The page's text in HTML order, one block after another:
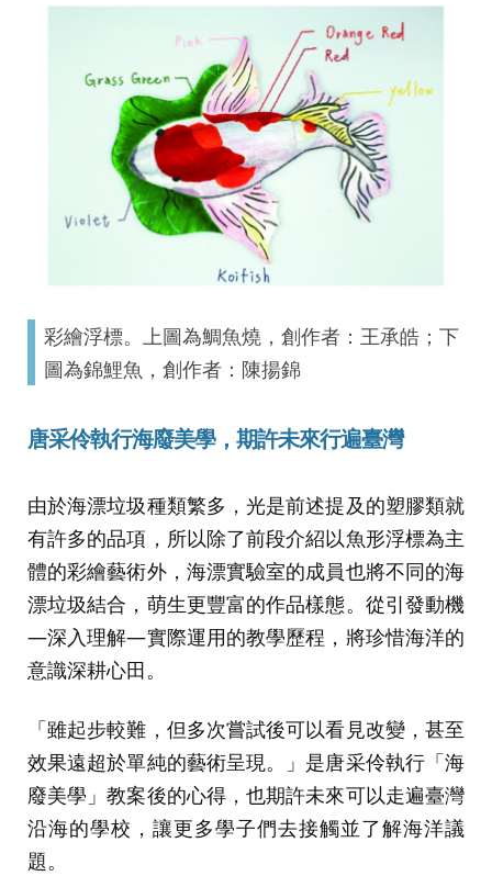
彩繪浮標。上圖為鯛魚燒，創作者：王承皓；下
圖為錦鯉魚，創作者：陳揚錦
唐采伶執行海廢美學，期許未來行遍臺灣
由於海漂垃圾種類繁多，光是前述提及的塑膠類就
有許多的品項，所以除了前段介紹以魚形浮標為主
體的彩繪藝術外，海漂實驗室的成員也將不同的海
漂垃圾結合，萌生更豐富的作品樣態。從引發動機
—深入理解—實際運用的教學歷程，將珍惜海洋的
意識深耕心田。
「雖起步較難，但多次嘗試後可以看見改變，甚至
效果遠超於單純的藝術呈現。」是唐采伶執行「海
廢美學」教案後的心得，也期許未來可以走遍臺灣
沿海的學校，讓更多學子們去接觸並了解海洋議
題。